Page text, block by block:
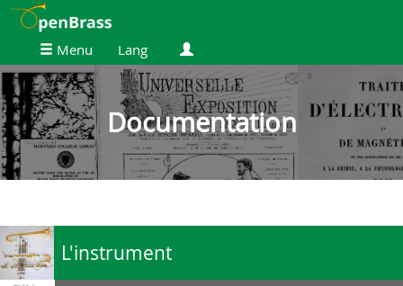
Menu Lang
Documentation
L'instrument